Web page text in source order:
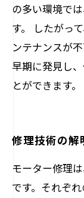
の多い環境で
す。 したがっ
ンテナンスが
早期に発見し
とができます。
修理技術の解
モーター修理
です。それぞ